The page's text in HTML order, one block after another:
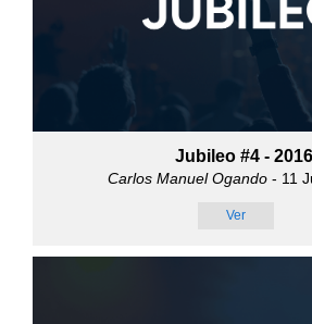
Jubileo #4 - 2016
Carlos Manuel Ogando - 11
Ver